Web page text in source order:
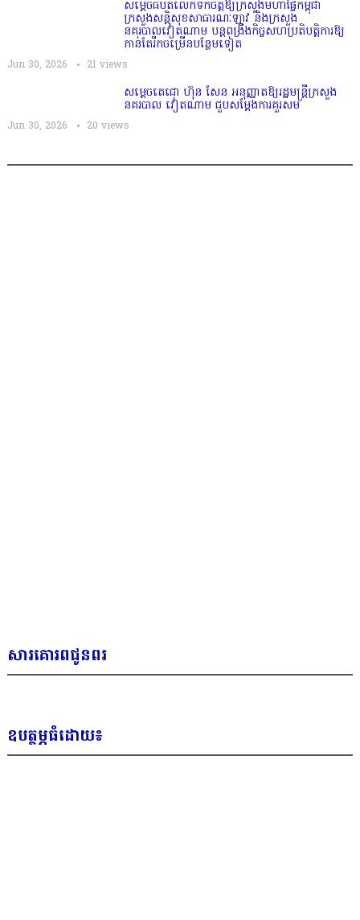
សម្តេច​ធិបតី​លេីកទឹកចិត្ត​ឱ្យក្រសួងមហាផ្ទៃកម្ពុជា
ក្រសួងសន្តិសុខសាធារណៈឡាវ និងក្រសួង
នគរបាលវៀតណាម បន្តពង្រឹងកិច្ចសហប្រតិបត្តិការឱ្យ
កាន់តែរីកចម្រើនបន្ថែមទៀត
Jun 30, 2026 21 views
សម្តេចតេជោ ហ៊ុន សែន អនុញ្ញាតឱ្យរដ្ឋមន្ត្រីក្រសួង
នគរបាល វៀតណាម ជួបសម្តែងការគួរសម
Jun 30, 2026 20 views
សារគោរពជូនពរ
ឧបត្ថម្ភធំដោយ៖